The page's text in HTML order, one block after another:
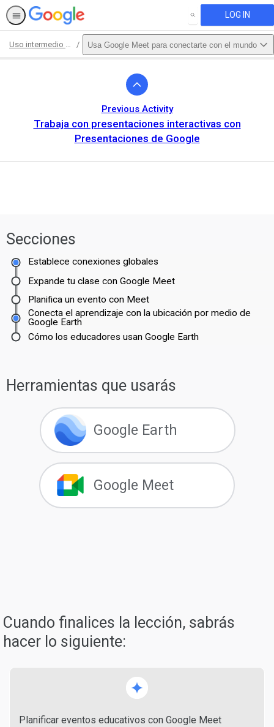
SEARCH LOG IN
Uso intermedio de Google Workspace for Education Fundamentals Usa Google Meet para conectarte con el mundo
Previous Activity
Trabaja con presentaciones interactivas con
Presentaciones de Google
English.
Secciones
Establece conexiones globales
Planifica un evento con Meet
Expande tu clase con Google Meet
Conecta el aprendizaje con la ubicación por medio de
Google Earth
Cómo los educadores usan Google Earth
Herramientas que usarás
Google Earth
Google Meet
Cuando finalices la lección, sabrás
hacer lo siguiente:
Planificar eventos educativos con Google Meet